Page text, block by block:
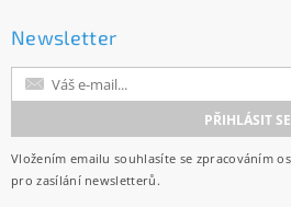
Newsletter
Vložením emailu souhlasíte se zpracováním
pro zasílání newsletterů.